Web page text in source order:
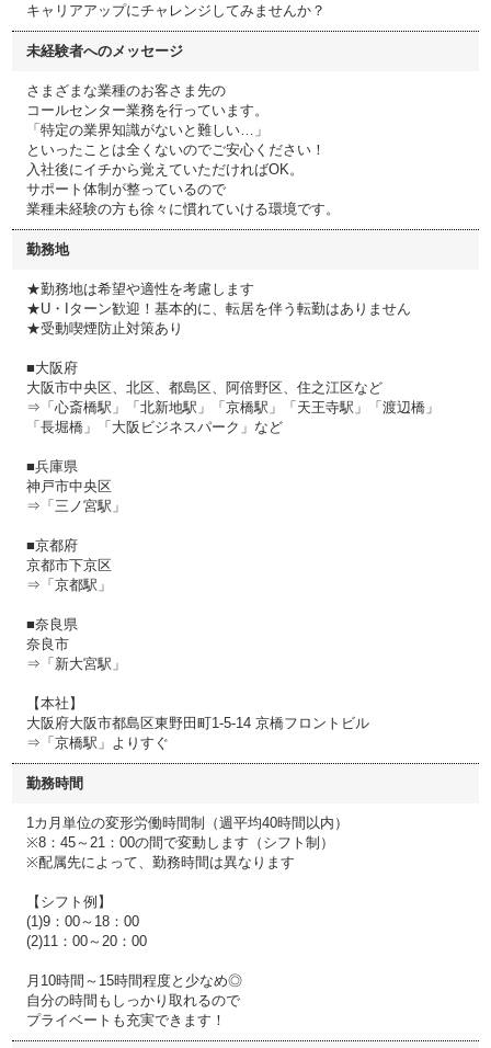
キャリアアップにチャレンジしてみませんか？
未経験者へのメッセージ
さまざまな業種のお客さま先の
コールセンター業務を行っています。
「特定の業界知識がないと難しい…」
といったことは全くないのでご安心ください！
入社後にイチから覚えていただければOK。
サポート体制が整っているので
業種未経験の方も徐々に慣れていける環境です。
勤務地
★勤務地は希望や適性を考慮します
★U・Iターン歓迎！基本的に、転居を伴う転勤はありません
★受動喫煙防止対策あり
■大阪府
大阪市中央区、北区、都島区、阿倍野区、住之江区など
⇒「心斎橋駅」「北新地駅」「京橋駅」「天王寺駅」「渡辺橋」
「長堀橋」「大阪ビジネスパーク」など
■兵庫県
神戸市中央区
⇒「三ノ宮駅」
■京都府
京都市下京区
⇒「京都駅」
■奈良県
奈良市
⇒「新大宮駅」
【本社】
大阪府大阪市都島区東野田町1-5-14 京橋フロントビル
⇒「京橋駅」よりすぐ
勤務時間
1カ月単位の変形労働時間制（週平均40時間以内）
※8：45～21：00の間で変動します（シフト制）
※配属先によって、勤務時間は異なります
【シフト例】
(1)9：00～18：00
(2)11：00～20：00
月10時間～15時間程度と少なめ◎
自分の時間もしっかり取れるので
プライベートも充実できます！